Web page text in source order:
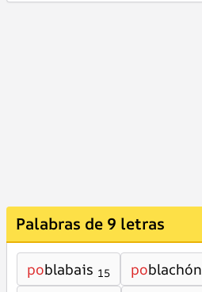
Palabras de 9 letras
poblabais 15 poblachón